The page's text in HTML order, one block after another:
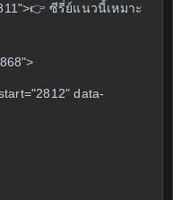
ซีรี่ย์แนวนี้เหมาะ
data-